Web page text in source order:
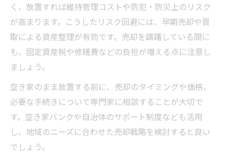
く、放置すれば維持管理コストや防犯・防災上のリスク
が高まります。こうしたリスク回避には、早期売却や買
取による資産整理が有効です。売却を躊躇している間に
も、固定資産税や修繕費などの負担が増える点に注意し
ましょう。
空き家のまま放置する前に、売却のタイミングや価格、
必要な手続きについて専門家に相談することが大切で
す。空き家バンクや自治体のサポート制度なども活用
し、地域のニーズに合わせた売却戦略を検討すると良い
でしょう。